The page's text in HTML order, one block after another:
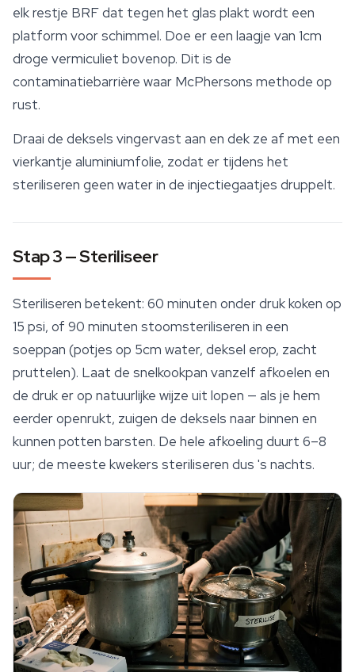
elk restje BRF dat tegen het glas plakt wordt een
platform voor schimmel. Doe er een laagje van 1cm
droge vermiculiet bovenop. Dit is de
contaminatiebarrière waar McPhersons methode op
rust.
Draai de deksels vingervast aan en dek ze af met een
vierkantje aluminiumfolie, zodat er tijdens het
steriliseren geen water in de injectiegaatjes druppelt.
Stap 3 — Steriliseer
Steriliseren betekent: 60 minuten onder druk koken op
15 psi, of 90 minuten stoomsteriliseren in een
soeppan (potjes op 5cm water, deksel erop, zacht
pruttelen). Laat de snelkookpan vanzelf afkoelen en
de druk er op natuurlijke wijze uit lopen — als je hem
eerder openrukt, zuigen de deksels naar binnen en
kunnen potten barsten. De hele afkoeling duurt 6–8
uur; de meeste kwekers steriliseren dus 's nachts.